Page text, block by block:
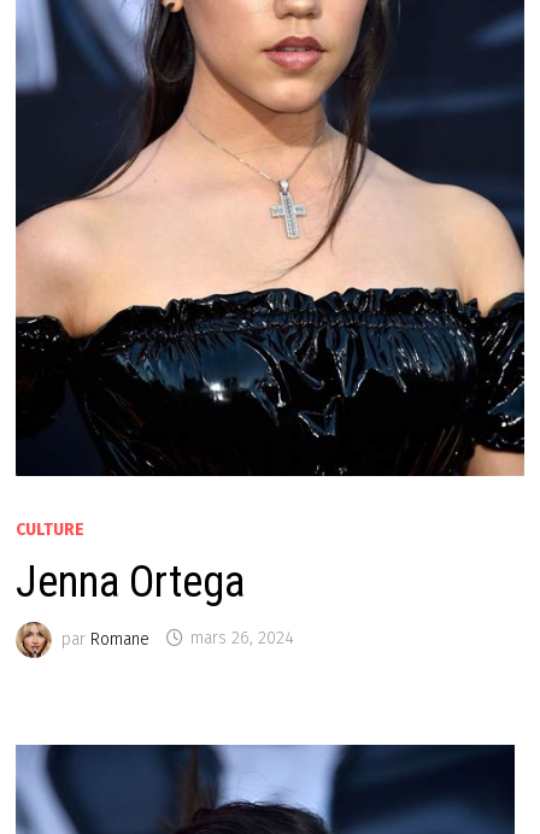
CULTURE
Jenna Ortega
par Romane mars 26, 2024